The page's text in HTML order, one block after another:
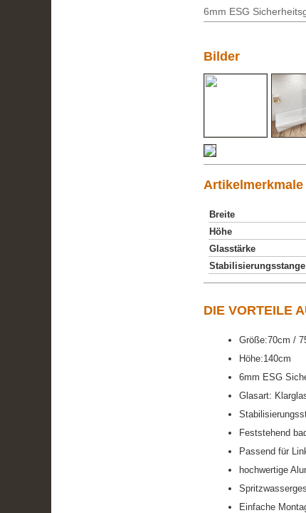
6mm ESG
Bilder
Artikelmerkmale
Breite
Höhe
Glasstärke
Stabilisierungsstange
DIE VORTEILE
Größe:70cm /
Höhe:140cm
6mm ESG
Glasart:
Feststehend
Passend für
hochwertige
Einfache